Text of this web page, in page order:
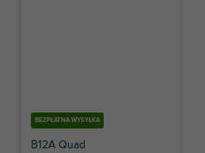
BEZPŁATNA WYSYŁKA
B12A Quad